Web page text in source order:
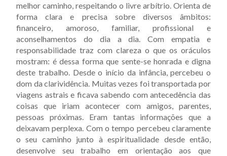
melhor caminho, respeitando o livre arbítrio. Orienta de
forma clara e precisa sobre diversos âmbitos:
financeiro, amoroso, familiar, profissional e
aconselhamentos do dia a dia. Com empatia e
responsabilidade traz com clareza o que os oráculos
mostram: é dessa forma que sente-se honrada e digna
deste trabalho. Desde o início da infância, percebeu o
dom da clarividência. Muitas vezes foi transportada por
viagens astrais e ficava sabendo com antecedência das
coisas que iriam acontecer com amigos, parentes,
pessoas próximas. Eram tantas informações que a
deixavam perplexa. Com o tempo percebeu claramente
o seu caminho junto à espiritualidade desde então,
desenvolve seu trabalho em orientação aos que